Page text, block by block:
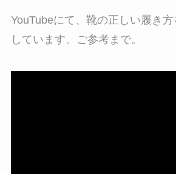
YouTubeにて、靴の正しい履き
しています。ご参考まで。